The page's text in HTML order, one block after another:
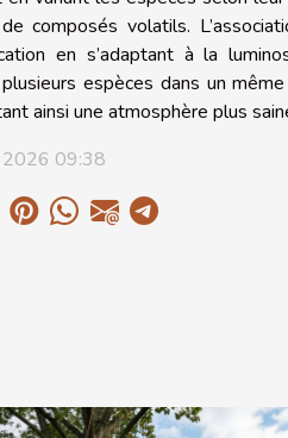
composés volatils.
en s’adaptant à la
espèces dans un
ainsi une atmosphère plus
2026 09:38